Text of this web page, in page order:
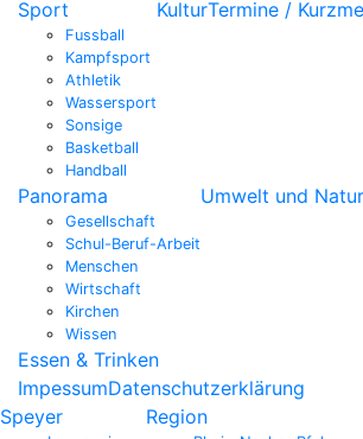
Sport
Fussball
Kampfsport
Athletik
Wassersport
Sonsige
Basketball
Handball
KulturTermine /
Panorama
Gesellschaft
Schul-Beruf-Arbeit
Menschen
Wirtschaft
Kirchen
Wissen
Umwelt und Natur
Essen & Trinken
ImpessumDatenschutzerklärung
Speyer
Region